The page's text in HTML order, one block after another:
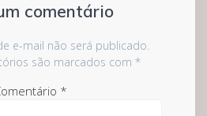
comentário
e-mail não será publicado.
são marcados com *
*